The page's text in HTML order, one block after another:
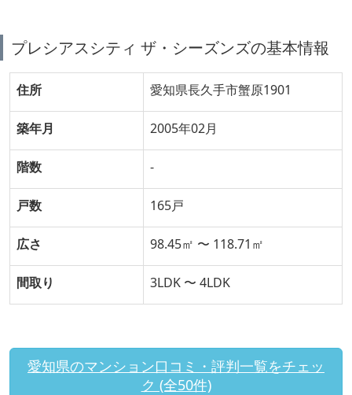
プレシアスシティ ザ・シーズンズの基本情報
住所 愛知県長久手市蟹原1901
築年月 2005年02月
階数 -
戸数 165戸
広さ 98.45㎡ 〜 118.71㎡
間取り 3LDK 〜 4LDK
愛知県のマンション口コミ・評判一覧をチェッ
ク (全50件)